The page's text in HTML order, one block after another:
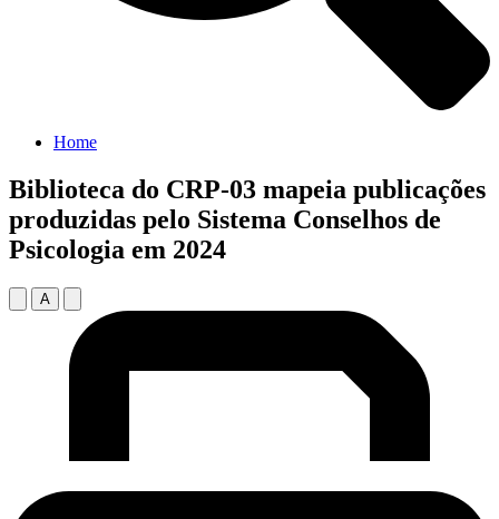
Home
Biblioteca do CRP-03 mapeia publicações
produzidas pelo Sistema Conselhos de
Psicologia em 2024
A